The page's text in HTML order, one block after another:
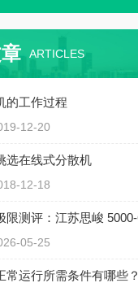
ARTICLES
的工作过程
12-20
选在线式分散机
12-18
05-25
常运行所需条件有哪些？